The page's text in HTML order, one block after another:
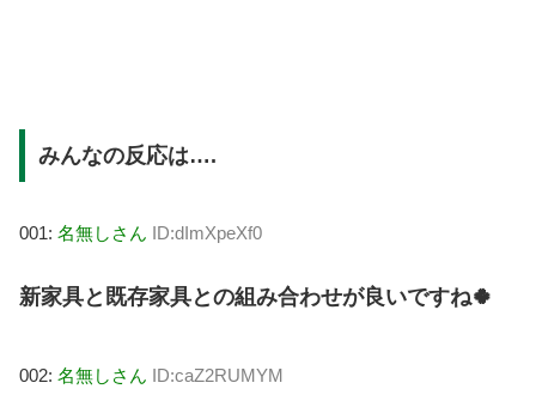
みんなの反応は….
001: 名無しさん ID:dImXpeXf0
新家具と既存家具との組み合わせが良いですね🍀
002: 名無しさん ID:caZ2RUMYM